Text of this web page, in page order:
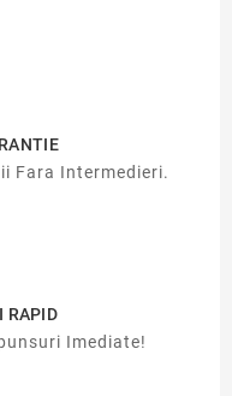
Fara Intermedieri.
RAPID
Imediate!